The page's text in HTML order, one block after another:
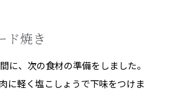
ド焼き
に、次の食材の準備をしました。
に軽く塩こしょうで下味をつけま